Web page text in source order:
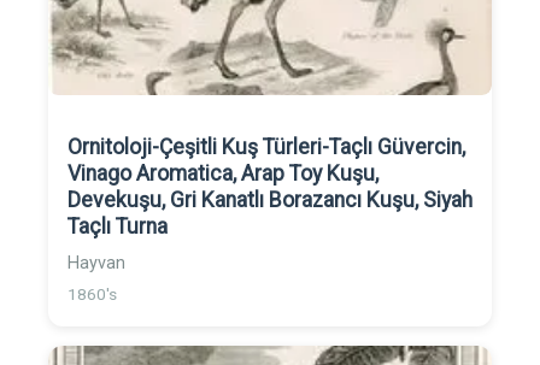
Ornitoloji-Çeşitli Kuş Türleri-Taçlı Güvercin,
Vinago Aromatica, Arap Toy Kuşu,
Devekuşu, Gri Kanatlı Borazancı Kuşu, Siyah
Taçlı Turna
Hayvan
1860's